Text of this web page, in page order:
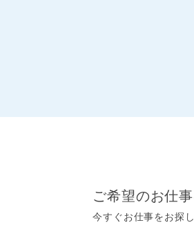
ご希望のお仕
今すぐお仕事をお探